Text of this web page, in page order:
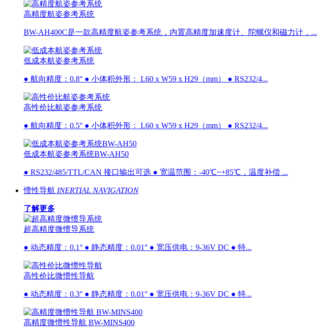
高精度航姿参考系统
BW-AH400C是一款高精度航姿参考系统，内置高精度加速度计、陀螺仪和磁力计，...
低成本航姿参考系统
● 航向精度：0.8° ● 小体积外形： L60 x W59 x H29（mm） ● RS232/4...
高性价比航姿参考系统
● 航向精度：0.5° ● 小体积外形： L60 x W59 x H29（mm） ● RS232/4...
低成本航姿参考系统BW-AH50
● RS232/485/TTL/CAN 接口输出可选 ● 宽温范围：-40℃~+85℃，温度补偿 ...
惯性导航 INERTIAL NAVIGATION
了解更多
超高精度微惯导系统
● 动态精度：0.1° ● 静态精度：0.01° ● 宽压供电：9-36V DC ● 特...
高性价比微惯性导航
● 动态精度：0.3° ● 静态精度：0.01° ● 宽压供电：9-36V DC ● 特...
高精度微惯性导航 BW-MINS400